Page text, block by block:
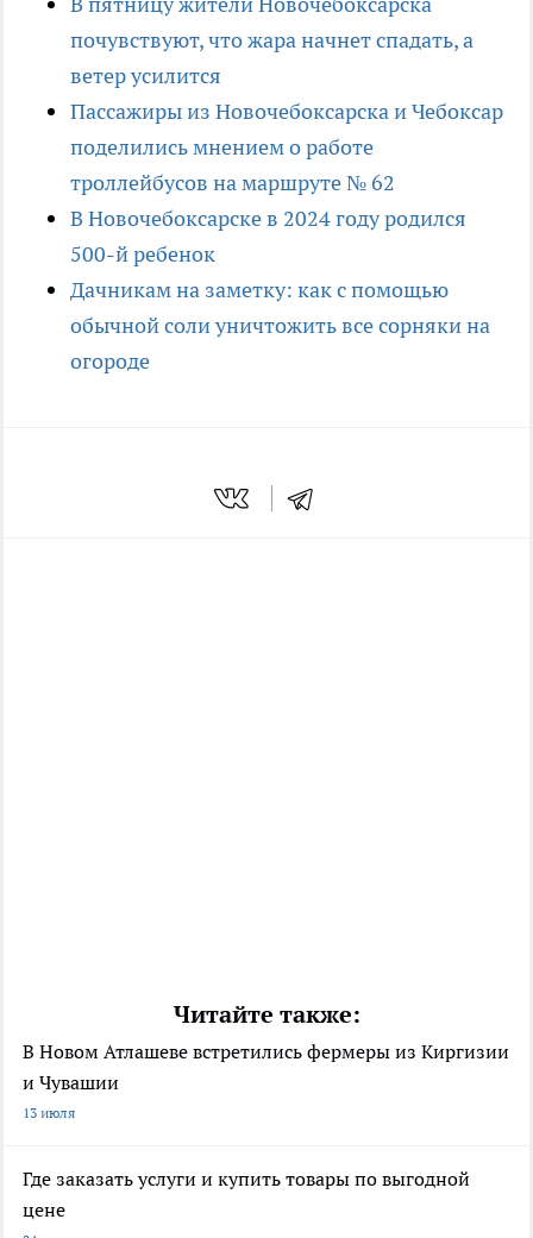
почувствуют, что жара начнет спадать, а
ветер усилится
Пассажиры из Новочебоксарска и Чебоксар
поделились мнением о работе
троллейбусов на маршруте № 62
В Новочебоксарске в 2024 году родился
500-й ребенок
Дачникам на заметку: как с помощью
обычной соли уничтожить все сорняки на
огороде
Читайте также:
В Новом Атлашеве встретились фермеры из Киргизии
и Чувашии
13 июля
Где заказать услуги и купить товары по выгодной
цене